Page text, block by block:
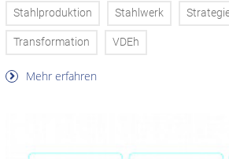
Stahlproduktion Stahlwerk
Transformation VDEh
Mehr erfahren